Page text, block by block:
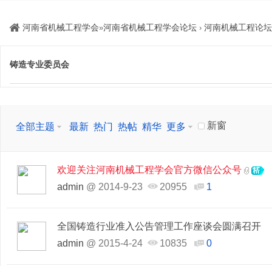
河南省机械工程学会»河南省机械工程学会论坛 › 河南机械工程论坛
铸造专业委员会
新窗
全部主题 最新 热门 热帖 精华 更多
欢迎关注河南机械工程学会官方微信公众号
admin @ 2014-9-23 20955 1
全国铸造行业准入公告管理工作座谈会圆满召开
admin @ 2015-4-24 10835 0